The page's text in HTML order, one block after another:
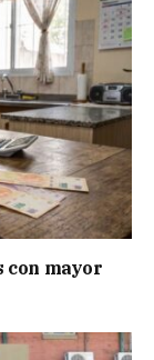
con mayor